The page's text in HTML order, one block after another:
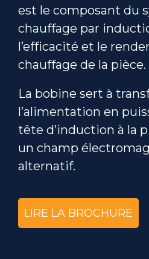
est le composant du
chauffage par
l’efficacité et le
chauffage de la pièce.
La bobine sert à
l’alimentation en
tête d’induction à la
un champ
alternatif.
LIRE LA BROCHURE